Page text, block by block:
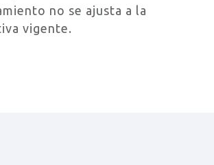
no se ajusta a la
vigente.